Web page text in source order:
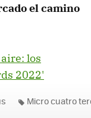
el camino
los
2022'
Micro cuatro